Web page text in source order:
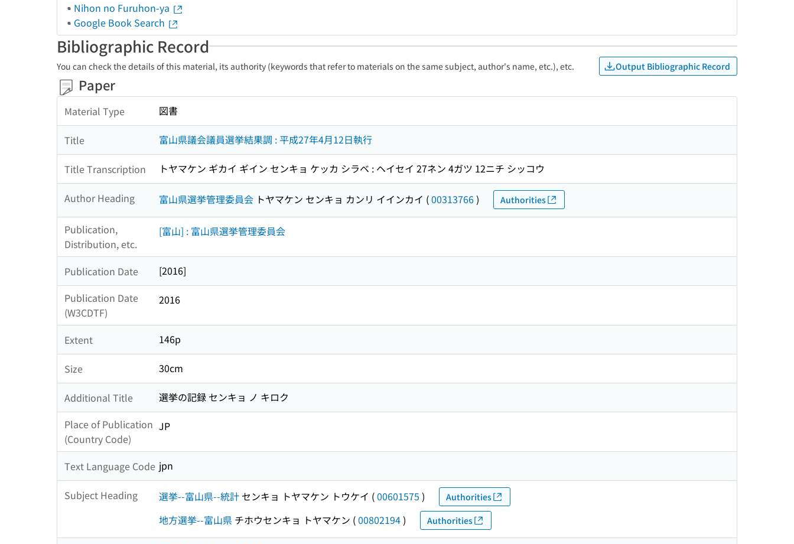
Nihon no Furuhon-ya
Google Book Search
Bibliographic Record
You can check the details of this material, its authority (keywords that refer to materials on the same subject, author's name, etc.), etc. Output Bibliographic Record
Paper
Material Type 図書
Title 富山県議会議員選挙結果調 : 平成27年4月12日執行
Title Transcription トヤマケン ギカイ ギイン センキョ ケッカ シラベ : ヘイセイ 27ネン 4ガツ 12ニチ シッコウ
Author Heading 富山県選挙管理委員会 トヤマケン センキョ カンリ イインカイ (00313766) Authorities
Publication,
Distribution, etc.
[富山] : 富山県選挙管理委員会
Publication Date
[2016]
Publication Date
(W3CDTF)
2016
Extent 146p
Size 30cm
Additional Title
選挙の記録 センキョ ノ キロク
Place of Publication
(Country Code)
JP
Text Language Code jpn
Subject Heading 選挙--富山県--統計 センキョ トヤマケン トウケイ (00601575 ) Authorities
地方選挙--富山県 チホウセンキョ トヤマケン (00802194) Authorities